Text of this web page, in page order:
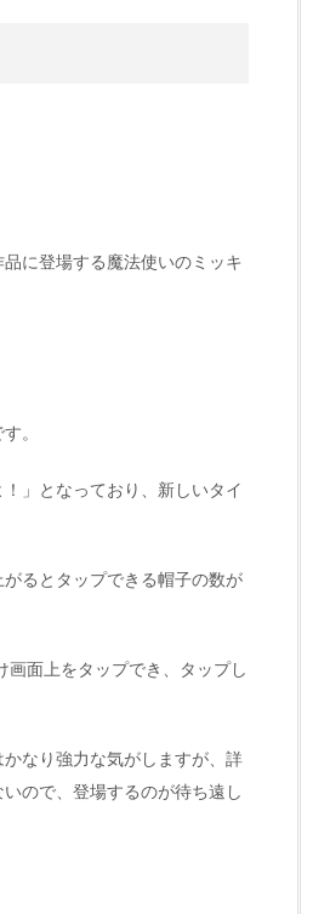
に登場する魔法使いのミッキ
。
」となっており、新しいタイ
るとタップできる帽子の数が
面上をタップでき、タップし
なり強力な気がしますが、詳
ので、登場するのが待ち遠し